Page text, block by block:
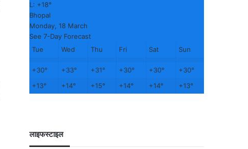
L: +18°
Bhopal
Monday, 18 March
See 7-Day Forecast
Tue
Wed Thu Fri Sat Sun
+30° +33° +31° +30° +30° +30°
+13° +14° +15° +14° +14° +13°
लाइफस्टाइल